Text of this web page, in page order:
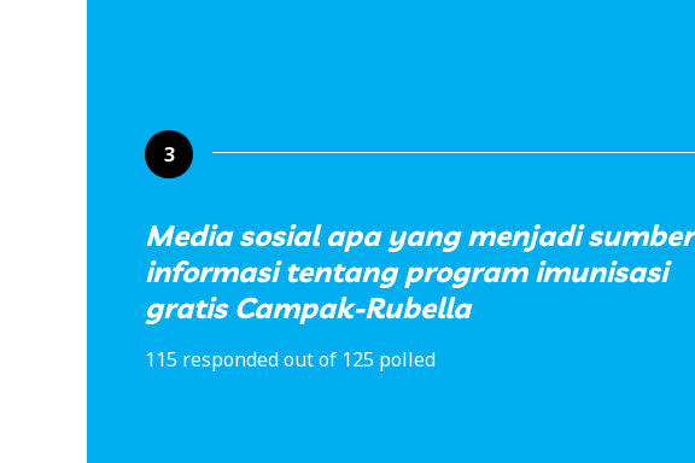
3
Media sosial apa yang menjadi sumber
informasi tentang program imunisasi
gratis Campak-Rubella
115 responded out of 125 polled